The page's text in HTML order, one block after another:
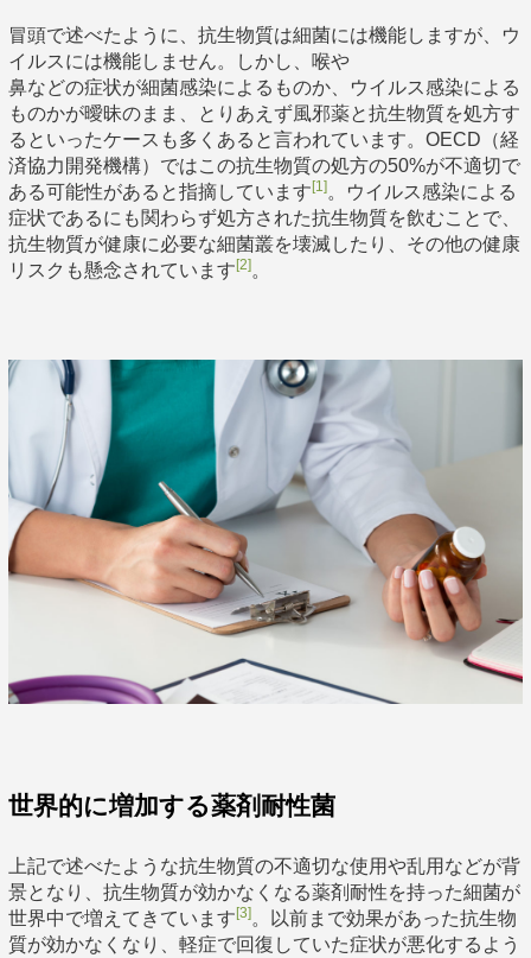
冒頭で述べたように、抗生物質は細菌には機能しますが、ウ
イルスには機能しません。しかし、喉や
鼻などの症状が細菌感染によるものか、ウイルス感染による
ものかが曖昧のまま、とりあえず風邪薬と抗生物質を処方す
るといったケースも多くあると言われています。OECD（経
済協力開発機構）ではこの抗生物質の処方の50%が不適切で
ある可能性があると指摘しています [1]。ウイルス感染による
症状であるにも関わらず処方された抗生物質を飲むことで、
抗生物質が健康に必要な細菌叢を壊滅したり、その他の健康
リスクも懸念されています [2]。
世界的に増加する薬剤耐性菌
上記で述べたような抗生物質の不適切な使用や乱用などが背
景となり、抗生物質が効かなくなる薬剤耐性を持った細菌が
世界中で増えてきています[3]。以前まで効果があった抗生物
質が効かなくなり、軽症で回復していた症状が悪化するよう